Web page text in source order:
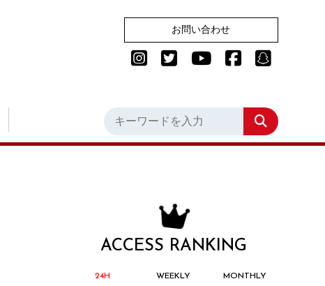
お問い合わせ
ACCESS RANKING
24H WEEKLY MONTHLY